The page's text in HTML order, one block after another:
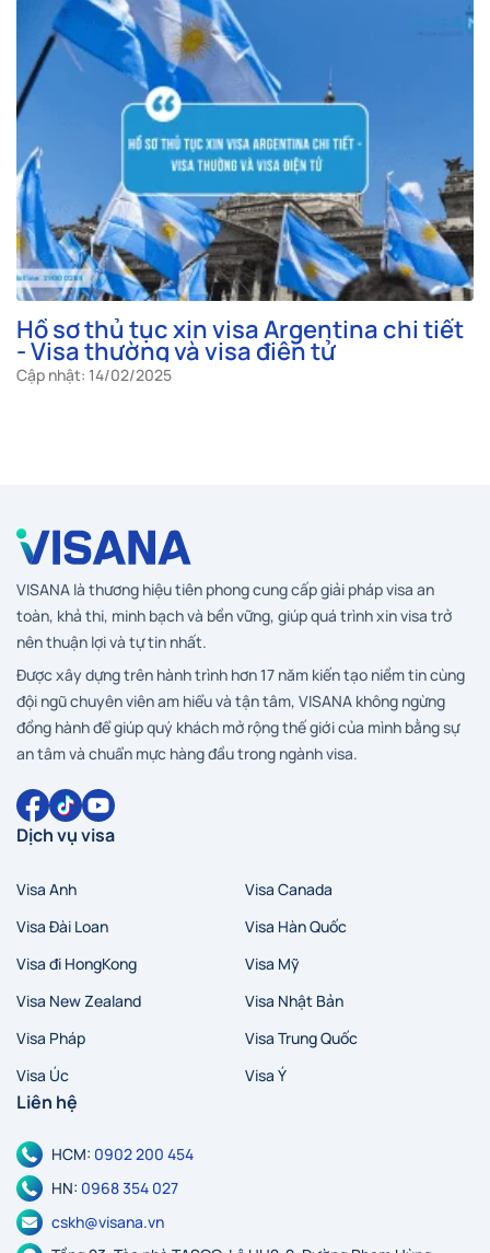
Hồ sơ thủ tục xin visa Argentina chi tiết
- Visa thường và visa điện tử
Cập nhật: 14/02/2025
VISANA là thương hiệu tiên phong cung cấp giải pháp visa an
toàn, khả thi, minh bạch và bền vững, giúp quá trình xin visa trở
nên thuận lợi và tự tin nhất.
Được xây dựng trên hành trình hơn 17 năm kiến tạo niềm tin cùng
đội ngũ chuyên viên am hiểu và tận tâm, VISANA không ngừng
đồng hành để giúp quý khách mở rộng thế giới của mình bằng sự
an tâm và chuẩn mực hàng đầu trong ngành visa.
Dịch vụ visa
Visa Anh
Visa Canada
Visa Đài Loan
Visa Hàn Quốc
Visa đi HongKong
Visa Mỹ
Visa New Zealand
Visa Nhật Bản
Visa Pháp
Visa Trung Quốc
Visa Úc
Visa Ý
Liên hệ
HCM: 0902 200 454
HN: 0968 354 027
cskh@visana.vn